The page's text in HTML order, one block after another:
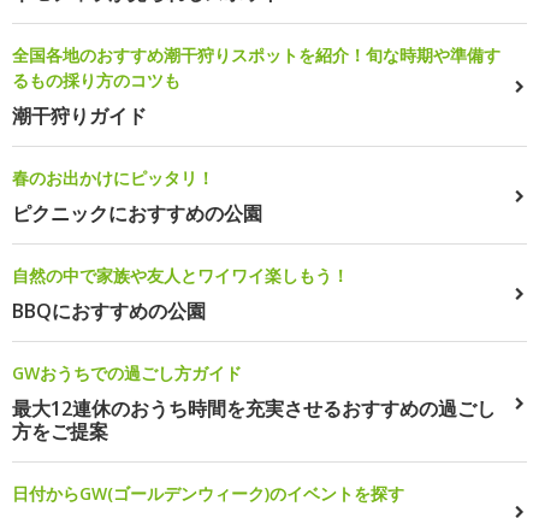
全国各地のおすすめ潮干狩りスポットを紹介！旬な時期や準備す
るもの採り方のコツも
潮干狩りガイド
春のお出かけにピッタリ！
ピクニックにおすすめの公園
自然の中で家族や友人とワイワイ楽しもう！
BBQにおすすめの公園
GWおうちでの過ごし方ガイド
最大12連休のおうち時間を充実させるおすすめの過ごし
方をご提案
日付からGW(ゴールデンウィーク)のイベントを探す